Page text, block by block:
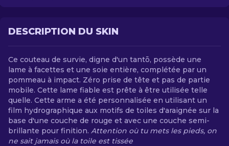
DESCRIPTION DU SKIN
Ce couteau de survie, digne d'un tantō, possède une
lame à facettes et une soie entière, complétée par un
pommeau à impact. Zéro prise de tête et pas de partie
mobile. Cette lame fiable est prête à être utilisée telle
quelle. Cette arme a été personnalisée en utilisant un
film hydrographique aux motifs de toiles d'araignée sur la
base d'une couche de rouge et avec une couche semi-
brillante pour finition. Attention où tu mets les pieds, on
ne sait jamais où la toile est tissée